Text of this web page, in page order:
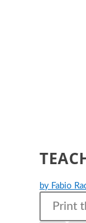
by Fabio
Print